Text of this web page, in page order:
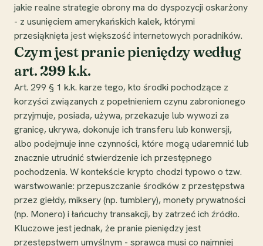
jakie realne strategie obrony ma do dyspozycji oskarżony
- z usunięciem amerykańskich kalek, którymi
przesiąknięta jest większość internetowych poradników.
Czym jest pranie pieniędzy według
art. 299 k.k.
Art. 299 § 1 k.k. karze tego, kto środki pochodzące z
korzyści związanych z popełnieniem czynu zabronionego
przyjmuje, posiada, używa, przekazuje lub wywozi za
granicę, ukrywa, dokonuje ich transferu lub konwersji,
albo podejmuje inne czynności, które mogą udaremnić lub
znacznie utrudnić stwierdzenie ich przestępnego
pochodzenia. W kontekście krypto chodzi typowo o tzw.
warstwowanie: przepuszczanie środków z przestępstwa
przez giełdy, miksery (np. tumblery), monety prywatności
(np. Monero) i łańcuchy transakcji, by zatrzeć ich źródło.
Kluczowe jest jednak, że pranie pieniędzy jest
przestępstwem umyślnym - sprawca musi co najmniej